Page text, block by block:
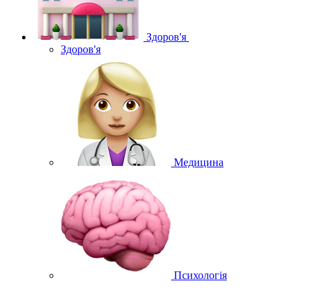
Здоров'я
Здоров'я
Медицина
Психологія